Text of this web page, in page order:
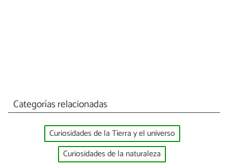
Categorías relacionadas
Curiosidades de la Tierra y el universo
Curiosidades de la naturaleza